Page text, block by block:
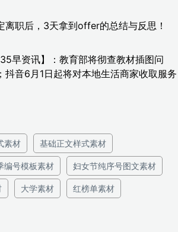
离职后，3天拿到offer的总结与反思！
早资讯】：教育部将彻查教材插图问
抖音6月1日起将对本地生活商家收取服务
素材 基础正文样式素材
编号模板素材 妇女节纯序号图文素材
大学素材 红榜单素材